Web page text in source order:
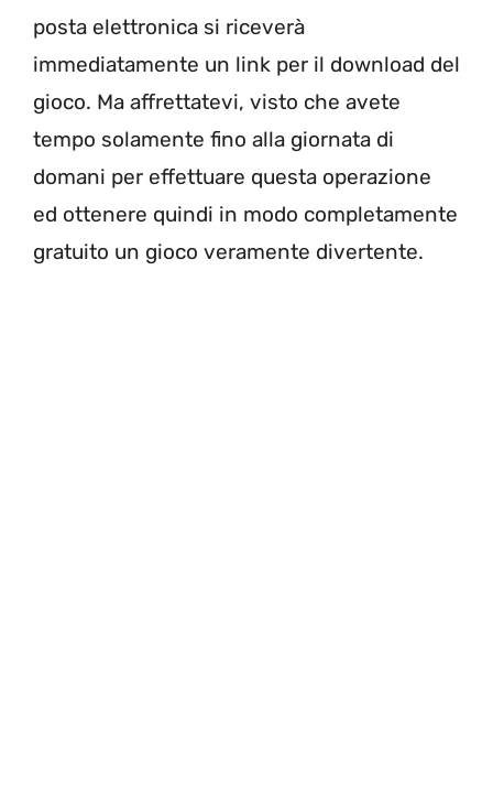
posta elettronica si riceverà
immediatamente un link per il download del
gioco. Ma affrettatevi, visto che avete
tempo solamente fino alla giornata di
domani per effettuare questa operazione
ed ottenere quindi in modo completamente
gratuito un gioco veramente divertente.